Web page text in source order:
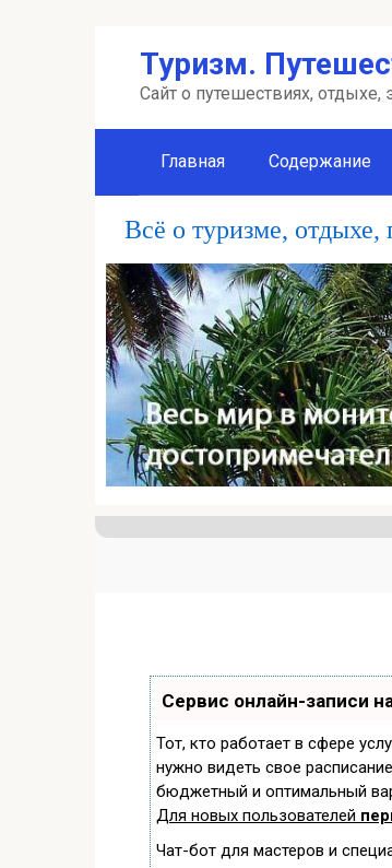
Туризм.
Сайт о путешествиях,
Главная Содержание
Всё о туризме, отдыхе,
Сервис онлайн-записи
Тот, кто работает в сфере
нужно видеть свое
бюджетный и оптимальный
Для новых пользователей
Чат-бот для мастеров и